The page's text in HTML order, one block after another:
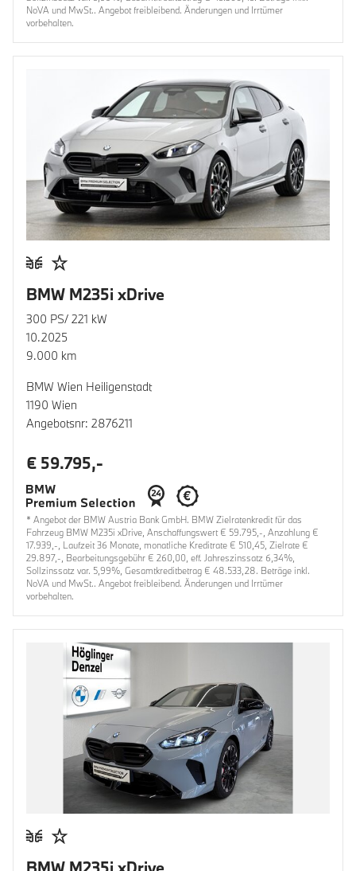
NoVA und MwSt.. Angebot freibleibend. Änderungen und Irrtümer
vorbehalten.
BMW M235i xDrive
300 PS/ 221 kW
10.2025
9.000 km
BMW Wien Heiligenstadt
1190 Wien
Angebotsnr: 2876211
€ 59.795,-
* Angebot der BMW Austria Bank GmbH. BMW Zielratenkredit für das
Fahrzeug BMW M235i xDrive, Anschaffungswert € 59.795,-, Anzahlung €
17.939,-, Laufzeit 36 Monate, monatliche Kreditrate € 510,45, Zielrate €
29.897,-, Bearbeitungsgebühr € 260,00, eff. Jahreszinssatz 6,34%,
Sollzinssatz var. 5,99%, Gesamtkreditbetrag € 48.533,28. Beträge inkl.
NoVA und MwSt.. Angebot freibleibend. Änderungen und Irrtümer
vorbehalten.